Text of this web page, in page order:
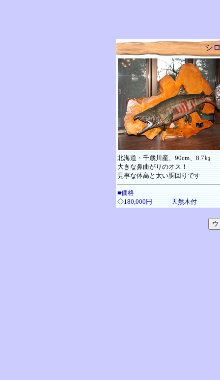
シ
北海道・千歳川産、90cm、8.7㎏
大きな鼻曲がりのオス！
見事な体高と太い胴回りです
■価格
◇180,000円 天然木付